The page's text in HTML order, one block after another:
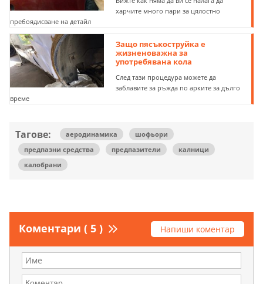
харчите много пари за цялостно
пребоядисване на детайл
Защо пясъкоструйка е
жизненоважна за
употребявана кола
След тази процедура можете да
заблавите за ръжда по арките за дълго
време
Тагове: аеродинамика
шофьори
предпазни средства
предпазители
калници
калобрани
Коментари ( 5 ) Напиши коментар